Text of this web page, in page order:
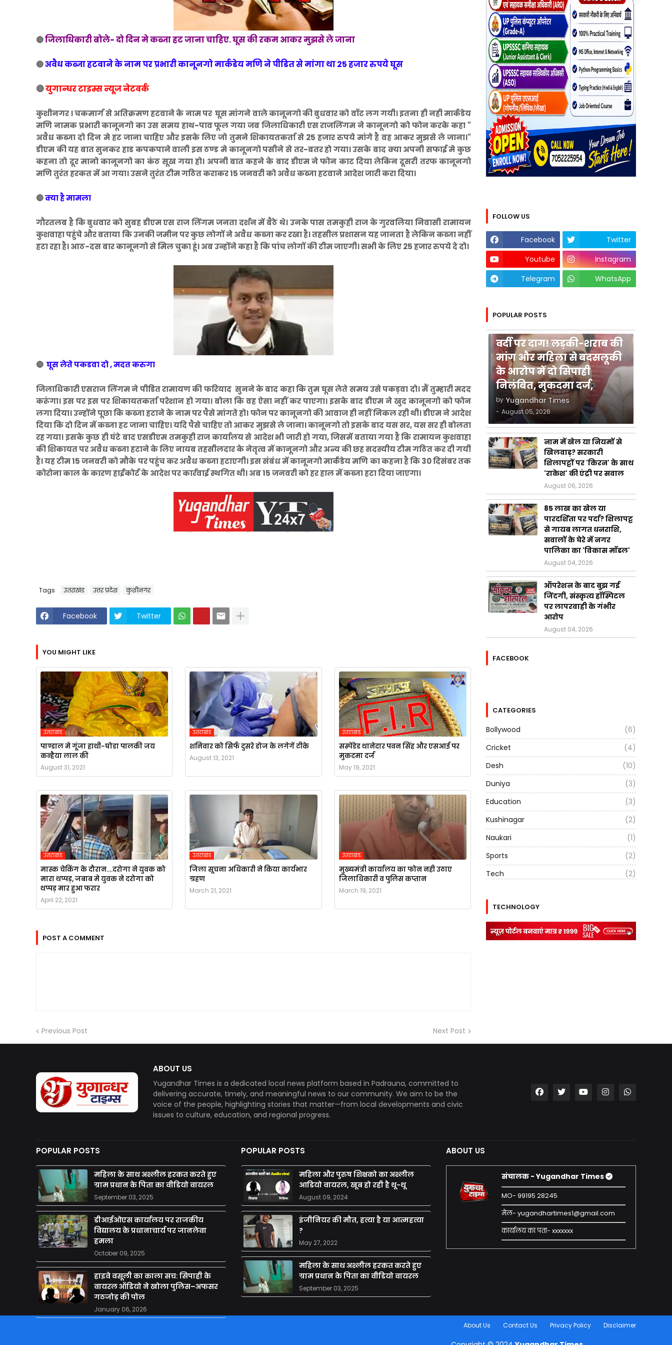
🔴जिलाधिकारी बोले- दो दिन मे कब्जा हट जाना चाहिए. घूस की रकम आकर मुझसे ले जाना
🔴अवैध कब्जा हटवाने के नाम पर प्रभारी कानूनगो मार्कडेय मणि ने पीडित से मांगा था 25 हजार रुपये घूस
🔴युगान्धर टाइम्स न्यूज नेटवर्क
कुशीनगर । चकमार्ग से अतिक्रमण हटवाने के नाम पर घूस मांगने वाले कानूनगो की बुधवार को वॉट लग गयी। इतना ही नही मार्कडेय
मणि नामक प्रभारी कानूनगो का उस समय हाथ-पाव फूल गया जब जिलाधिकारी एस राजलिंगम ने कानूनगो को फोन करके कहा "
अवैध कब्जा दो दिन मे हट जाना चाहिए और इसके लिए जो तुमने शिकायतकर्ता से 25 हजार रुपये मांगे है वह आकर मुझसे ले जाना।"
डीएम की यह बात सुनकर हाड कपकपाने वाली इस ठण्ड मे कानूनगो पसीने से तर-बतर हो गया। उसके बाद क्या अपनी सफाई मे कुछ
कहना तो दूर मानो कानूनगो का कंठ सूख गया हो। अपनी बात कहने के बाद डीएम ने फोन काट दिया लेकिन दूसरी तरफ कानूनगो
मणि तुरंत हरकत में आ गया। उसने तुरंत टीम गठित कराकर 15 जनवरी को अवैध कब्जा हटवाने आदेश जारी करा दिया।
🔴क्या है मामला
गौरतलब है कि बुधवार को सुबह डीएम एस राज लिंगम जनता दर्शन में बैठे थे। उनके पास तमकुही राज के गुरवलिया निवासी रामायन
कुशवाहा पहुंचे और बताया कि उनकी जमीन पर कुछ लोगों ने अवैध कब्जा कर रखा है। तहसील प्रशासन यह जानता है लेकिन कब्जा नहीं
हटा रहा है। आठ-दस बार कानूनगो से मिल चुका हूं। अब उन्होंने कहा है कि पांच लोगों की टीम जाएगी। सभी के लिए 25 हजार रुपये दे दो।
🔴 घूस लेते पकडवा दो , मदत करुगा
जिलाधिकारी एसराज लिंगम ने पीडित रामायण की फरियाद सुनने के बाद कहा कि तुम घूस लेते समय उसे पकड़वा दो। मैं तुम्हारी मदद
करूंगा। इस पर इस पर शिकायतकर्ता परेशान हो गया। बोला कि वह ऐसा नहीं कर पाएगा। इसके बाद डीएम ने खुद कानूनगो को फोन
लगा दिया। उन्‍होंने पूछा कि कब्जा हटाने के नाम पर पैसे मांगते हो। फोन पर कानूनगो की आवाज ही नहीं निकल रही थी। डीएम ने आदेश
दिया कि दो दिन में कब्जा हट जाना चाहिए। यदि पैसे चाहिए तो आकर मुझसे ले जाना। कानूनगो तो इसके बाद यस सर, यस सर ही बोलता
रह गया। इसके कुछ ही घंटे बाद एसडीएम तमकुही राज कार्यालय से आदेश भी जारी हो गया, जिसमें बताया गया है कि रामायन कुशवाहा
की शिकायत पर अवैध कब्जा हटाने के लिए नायब तहसीलदार के नेतृत्व में कानूनगो और अन्य की छह सदस्यीय टीम गठित कर दी गयी
है। यह टीम 15 जनवरी को मौके पर पहुंच कर अवैध कब्जा हटाएगी। इस संबंध में कानूनगो मार्कंडेय मणि का कहना है कि 30 दिसंबर तक
कोरोना काल के कारण हाईकोर्ट के आदेश पर कार्रवाई स्थगित थी। अब 15 जनवरी को हर हाल में कब्जा हटा दिया जाएगा।
Tags उतराखंड उत्तर प्रदेश कुशीनगर
Facebook Twitter
YOU MIGHT LIKE
उतराखंड
पाण्डाल मे गूंजा हाथी-घोडा पालकी जय
कन्हैया लाल की
August 31, 2021
उतराखंड
शनिवार को सिर्फ दुसरे डोज के लगेगें टीके
August 13, 2021
उतराखंड
सस्पेंडेड थानेदार पवन सिंह और एसआई पर
मुकदमा दर्ज
May 19, 2021
उतराखंड
मास्क चेकिंग के दौरान....दरोगा ने युवक को
मारा थप्पड़, जबाब मे युवक ने दरोगा को
थप्पड़ मार हुआ फरार
April 22, 2021
उतराखंड
जिला सूचना अधिकारी ने किया कार्यभार
ग्रहण
March 21, 2021
उतराखंड
मुख्यमंत्री कार्यालय का फोन नही उठाए
जिलाधिकारी व पुलिस कप्तान
March 19, 2021
POST A COMMENT
Previous Post Next Post
FOLLOW US
Facebook
Twitter
Youtube
Instagram
Telegram
WhatsApp
POPULAR POSTS
वर्दी पर दाग! लड़की-शराब की
मांग और महिला से बदसलूकी
के आरोप में दो सिपाही
निलंबित, मुकदमा दर्ज,
by Yugandhar Times
- August 05, 2026
नाम में खेल या नियमों से
खिलवाड़? सरकारी
शिलापट्टों पर 'किरन' के साथ
'राकेश' की एंट्री पर सवाल
August 06, 2026
85 लाख का खेल या
पारदर्शिता पर पर्दा? शिलापट्ट
से गायब लागत धनराशि,
सवालों के घेरे में नगर
पालिका का 'विकास मॉडल'
August 04, 2026
ऑपरेशन के बाद बुझ गई
जिंदगी, संस्कृत्य हॉस्पिटल
पर लापरवाही के गंभीर
आरोप
August 04, 2026
FACEBOOK
CATEGORIES
Bollywood
(6)
Cricket
(4)
Desh
(10)
Duniya
(3)
Education
(3)
Kushinagar
(2)
Naukari
(1)
Sports
(2)
Tech
(2)
TECHNOLOGY
ABOUT US
Yugandhar Times is a dedicated local news platform based in Padrauna, committed to
delivering accurate, timely, and meaningful news to our community. We aim to be the
voice of the people, highlighting stories that matter—from local developments and civic
issues to culture, education, and regional progress.
POPULAR POSTS
महिला के साथ अश्लील हरकत करते हुए
ग्राम प्रधान के पिता का वीडियो वायरल
September 03, 2025
डीआईओएस कार्यालय पर राजकीय
विद्यालय के प्रधानाचार्य पर जानलेवा
हमला
October 09, 2025
हाइवे वसूली का काला सच: सिपाही के
वायरल ऑडियो ने खोला पुलिस–अफसर
गठजोड़ की पोल
January 06, 2026
POPULAR POSTS
महिला और पुरुष शिक्षको का अश्लील
आडियो वायरल, खूब हो रही है थू-थू
August 09, 2024
इंजीनियर की मौत, हत्या है या आत्महत्या
?
May 27, 2022
महिला के साथ अश्लील हरकत करते हुए
ग्राम प्रधान के पिता का वीडियो वायरल
September 03, 2025
ABOUT US
संचालक - Yugandhar Times
MO- 99195 28245
मेल- yugandhartimes1@gmail.com
कार्यालय का पता- xxxxxxx
About Us Contact Us Privacy Policy Disclaimer